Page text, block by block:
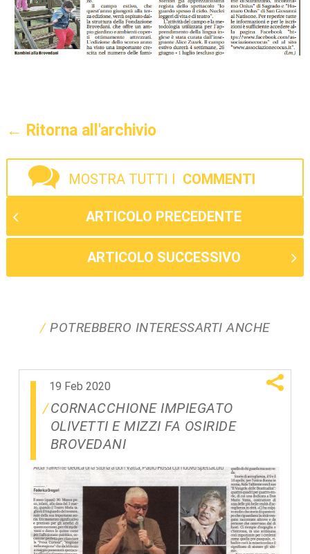
← Ritorna all'archivio
MOSTRA TUTTI I COMMENTI
ARTICOLO PRECEDENTE
ARTICOLO SUCCESSIVO
POTREBBERO INTERESSARTI ANCHE
19 Feb 2020
CORNACCHIONE IMPIEGATO
OLIVETTI E MIZZI FA OSIRIDE
BROVEDANI